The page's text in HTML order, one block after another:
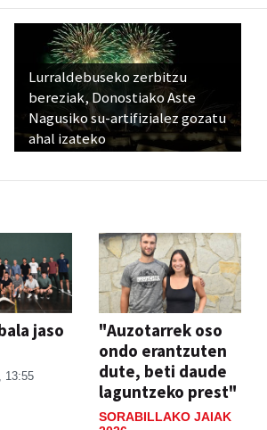
Lurraldebuseko zerbitzu
bereziak, Donostiako Aste
Nagusiko su-artifizialez gozatu
ahal izateko
jaso
13:55
"Auzotarrek oso
ondo erantzuten
dute, beti daude
laguntzeko prest"
SORABILLAKO JAIAK